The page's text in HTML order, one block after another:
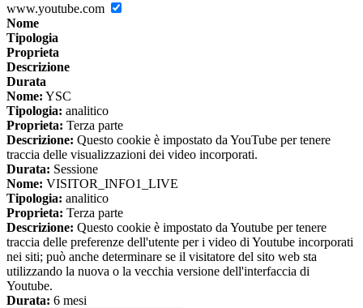
www.youtube.com
Nome
Tipologia
Proprieta
Descrizione
Durata
Nome: YSC
Tipologia: analitico
Proprieta: Terza parte
Descrizione: Questo cookie è impostato da YouTube per tenere
traccia delle visualizzazioni dei video incorporati.
Durata: Sessione
Nome: VISITOR_INFO1_LIVE
Tipologia: analitico
Proprieta: Terza parte
Descrizione: Questo cookie è impostato da Youtube per tenere
traccia delle preferenze dell'utente per i video di Youtube incorporati
nei siti; può anche determinare se il visitatore del sito web sta
utilizzando la nuova o la vecchia versione dell'interfaccia di
Youtube.
Durata: 6 mesi